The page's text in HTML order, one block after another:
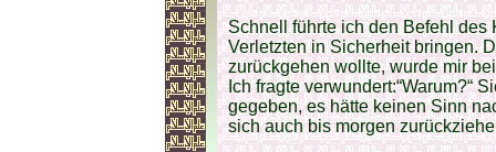
Schnell führte ich den Befehl des
Verletzten in Sicherheit bringen.
zurückgehen wollte, wurde mir
Ich fragte verwundert:“Warum?“
gegeben, es hätte keinen Sinn
sich auch bis morgen